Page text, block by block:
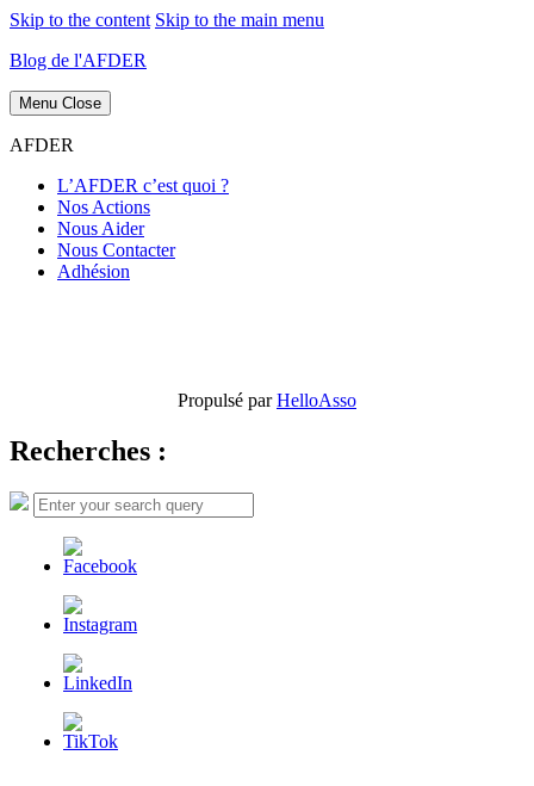
Skip to the content Skip to the main menu
Blog de l'AFDER
Menu Close
AFDER
L’AFDER c’est quoi ?
Nos Actions
Nous Aider
Nous Contacter
Adhésion
Propulsé parHelloAsso
Recherches :
Search
for:
Search